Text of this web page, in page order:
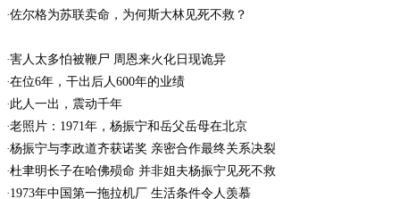
佐尔格为苏联卖命，为何斯大林见死不救？
害人太多怕被鞭尸 周恩来火化日现诡异
在位6年，干出后人600年的业绩
此人一出，震动千年
老照片：1971年，杨振宁和岳父岳母在北京
杨振宁与李政道齐获诺奖 亲密合作最终关系决裂
杜聿明长子在哈佛殒命 并非姐夫杨振宁见死不救
1973年中国第一拖拉机厂 生活条件令人羡慕